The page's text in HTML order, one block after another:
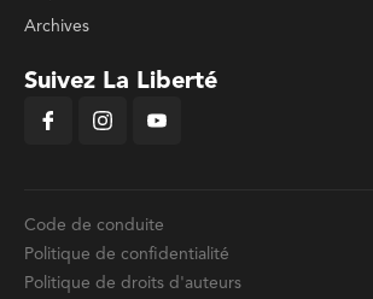
Archives
Suivez La Liberté
Code de conduite
Politique de confidentialité
Politique de droits d'auteurs